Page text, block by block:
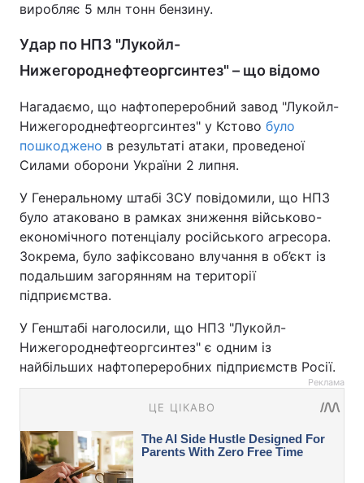
виробляє 5 млн тонн бензину.
Удар по НПЗ "Лукойл-
Нижегороднефтеоргсинтез" – що відомо
Нагадаємо, що нафтопереробний завод "Лукойл-
Нижегороднефтеоргсинтез" у Кстово було
пошкоджено в результаті атаки, проведеної
Силами оборони України 2 липня.
У Генеральному штабі ЗСУ повідомили, що НПЗ
було атаковано в рамках зниження військово-
економічного потенціалу російського агресора.
Зокрема, було зафіксовано влучання в об’єкт із
подальшим загорянням на території
підприємства.
У Генштабі наголосили, що НПЗ "Лукойл-
Нижегороднефтеоргсинтез" є одним із
найбільших нафтопереробних підприємств Росії.
Реклама